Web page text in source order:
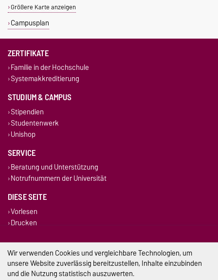
Größere Karte anzeigen
Campusplan
ZERTIFIKATE
Familie in der Hochschule
Systemakkreditierung
STUDIUM & CAMPUS
Stipendien
Studentenwerk
Unishop
SERVICE
Beratung und Unterstützung
Notrufnummern der Universität
DIESE SEITE
Vorlesen
Drucken
Impressum
Datenschutz
Wir verwenden Cookies und vergleichbare Technologien, um
unsere Website zuverlässig bereitzustellen, Inhalte einzubinden
und die Nutzung statistisch auszuwerten.